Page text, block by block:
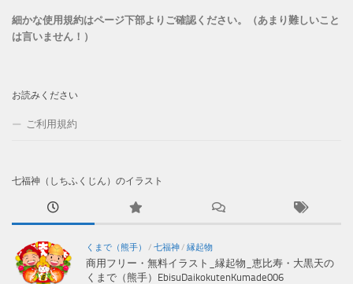
細かな使用規約はページ下部よりご確認ください。（あまり難しいこと
は言いません！）
お読みください
ご利用規約
七福神（しちふくじん）のイラスト
くまで（熊手） / 七福神/ 縁起物
商用フリー・無料イラスト_縁起物_恵比寿・大黒天の
くまで（熊手）EbisuDaikokutenKumade006